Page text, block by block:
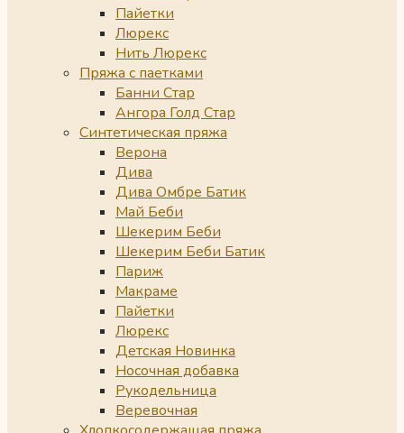
Пайетки
Люрекс
Нить Люрекс
Пряжа с паетками
Банни Стар
Ангора Голд Стар
Синтетическая пряжа
Верона
Дива
Дива Омбре Батик
Май Беби
Шекерим Беби
Шекерим Беби Батик
Париж
Макраме
Пайетки
Люрекс
Детская Новинка
Носочная добавка
Рукодельница
Веревочная